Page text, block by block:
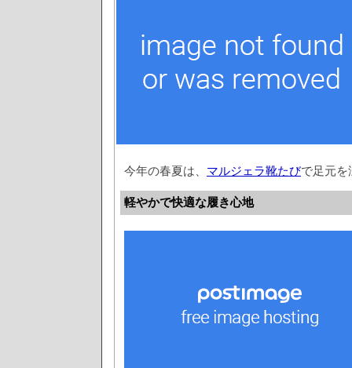
今年の春夏は、 マルジェラ靴たびで足元を
軽やかで快適な履き心地